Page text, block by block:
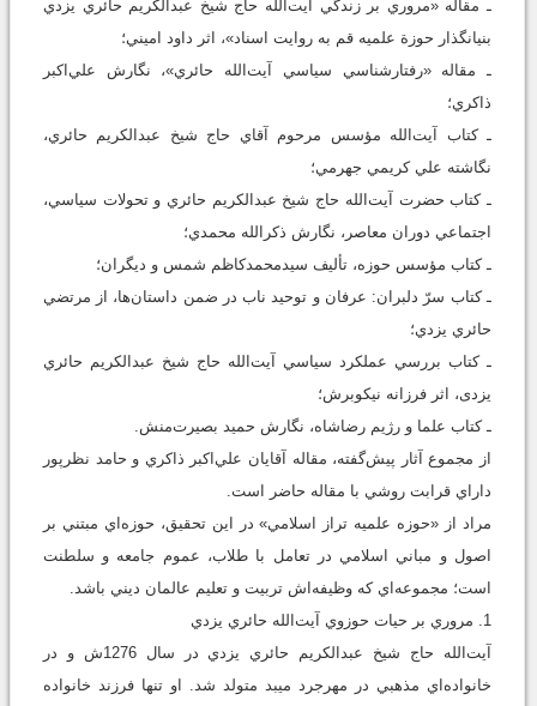
ـ مقاله «مروري بر زندگي آيت‌‌الله حاج شيخ عبدالکريم حائري يزدي
بنيانگذار حوزة علميه قم به روايت اسناد»، اثر داود اميني؛
ـ مقاله «رفتارشناسي سياسي آيت‌‌الله حائري»، نگارش علي‌اکبر
ذاکري؛
ـ کتاب آيت‌الله مؤسس مرحوم آقاي حاج ‌شيخ عبدالکريم حائري،
نگاشته علي کريمي ‌جهرمي؛
ـ کتاب حضرت آيت‌‌الله حاج شيخ عبدالکريم حائري و تحولات سياسي،
اجتماعي دوران معاصر، نگارش ذکرالله محمدي؛
ـ کتاب ‌مؤسس حوزه، تأليف سيدمحمدکاظم شمس و ديگران؛
ـ کتاب سرّ دلبران: عرفان و توحید ناب در ضمن داستان‌ها، از مرتضي
حائري يزدي؛
ـ کتاب بررسي عملکرد سياسي آيت‌‌الله حاج شيخ عبدالکريم حائري
یزدی، اثر فرزانه نيکوبرش؛
ـ کتاب علما و رژيم رضاشاه، نگارش حميد بصيرت‌منش.
از مجموع آثار پيش‌گفته، مقاله آقايان علي‌اکبر ذاکري و حامد نظرپور
داراي قرابت روشي با مقاله حاضر است.
مراد از «حوزه علميه تراز اسلامي» در اين تحقيق، حوزه‌اي مبتني بر
اصول و مباني اسلامي در تعامل با طلاب، عموم جامعه و سلطنت
است؛ مجموعه‌اي که وظيفه‌اش تربيت و تعليم عالمان ديني ‌باشد.
1. مروري بر حيات حوزوي آيت‌‌الله حائري يزدي
آيت‌‌الله حاج شيخ عبدالکريم حائري يزدي در سال 1276ش و در
خانواده‌اي مذهبي در مهرجرد ميبد متولد شد. او تنها فرزند خانواده